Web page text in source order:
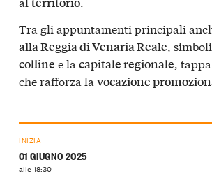
Tra gli appuntamenti principali
alla Reggia di Venaria Reale,
colline e la capitale regionale,
che rafforza la vocazione
INIZIA
01 GIUGNO 2025
alle 18:30